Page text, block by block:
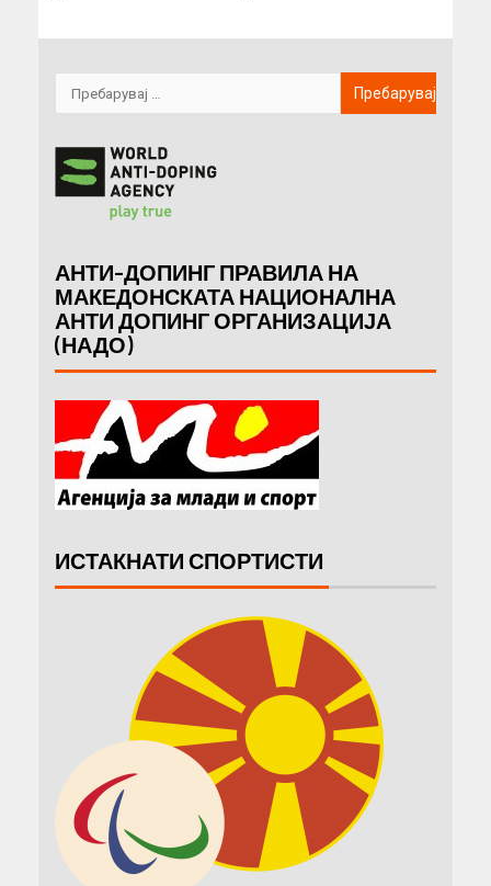
АНТИ-ДОПИНГ ПРАВИЛА НА
МАКЕДОНСКАТА НАЦИОНАЛНА
АНТИ ДОПИНГ ОРГАНИЗАЦИЈА
(НАДО)
ИСТАКНАТИ СПОРТИСТИ